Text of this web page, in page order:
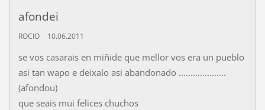
afondei
ROCIO 10.06.2011
se vos casarais en miñide que mellor vos era un pueblo
asi tan wapo e deixalo asi abandonado ....................
(afondou)
que seais mui felices chuchos